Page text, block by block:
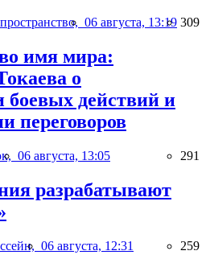
06 августа, 13:19 309
имя мира:
о
действий и
переговоров
06 августа, 13:05 291
разрабатывают
06 августа, 12:31 259